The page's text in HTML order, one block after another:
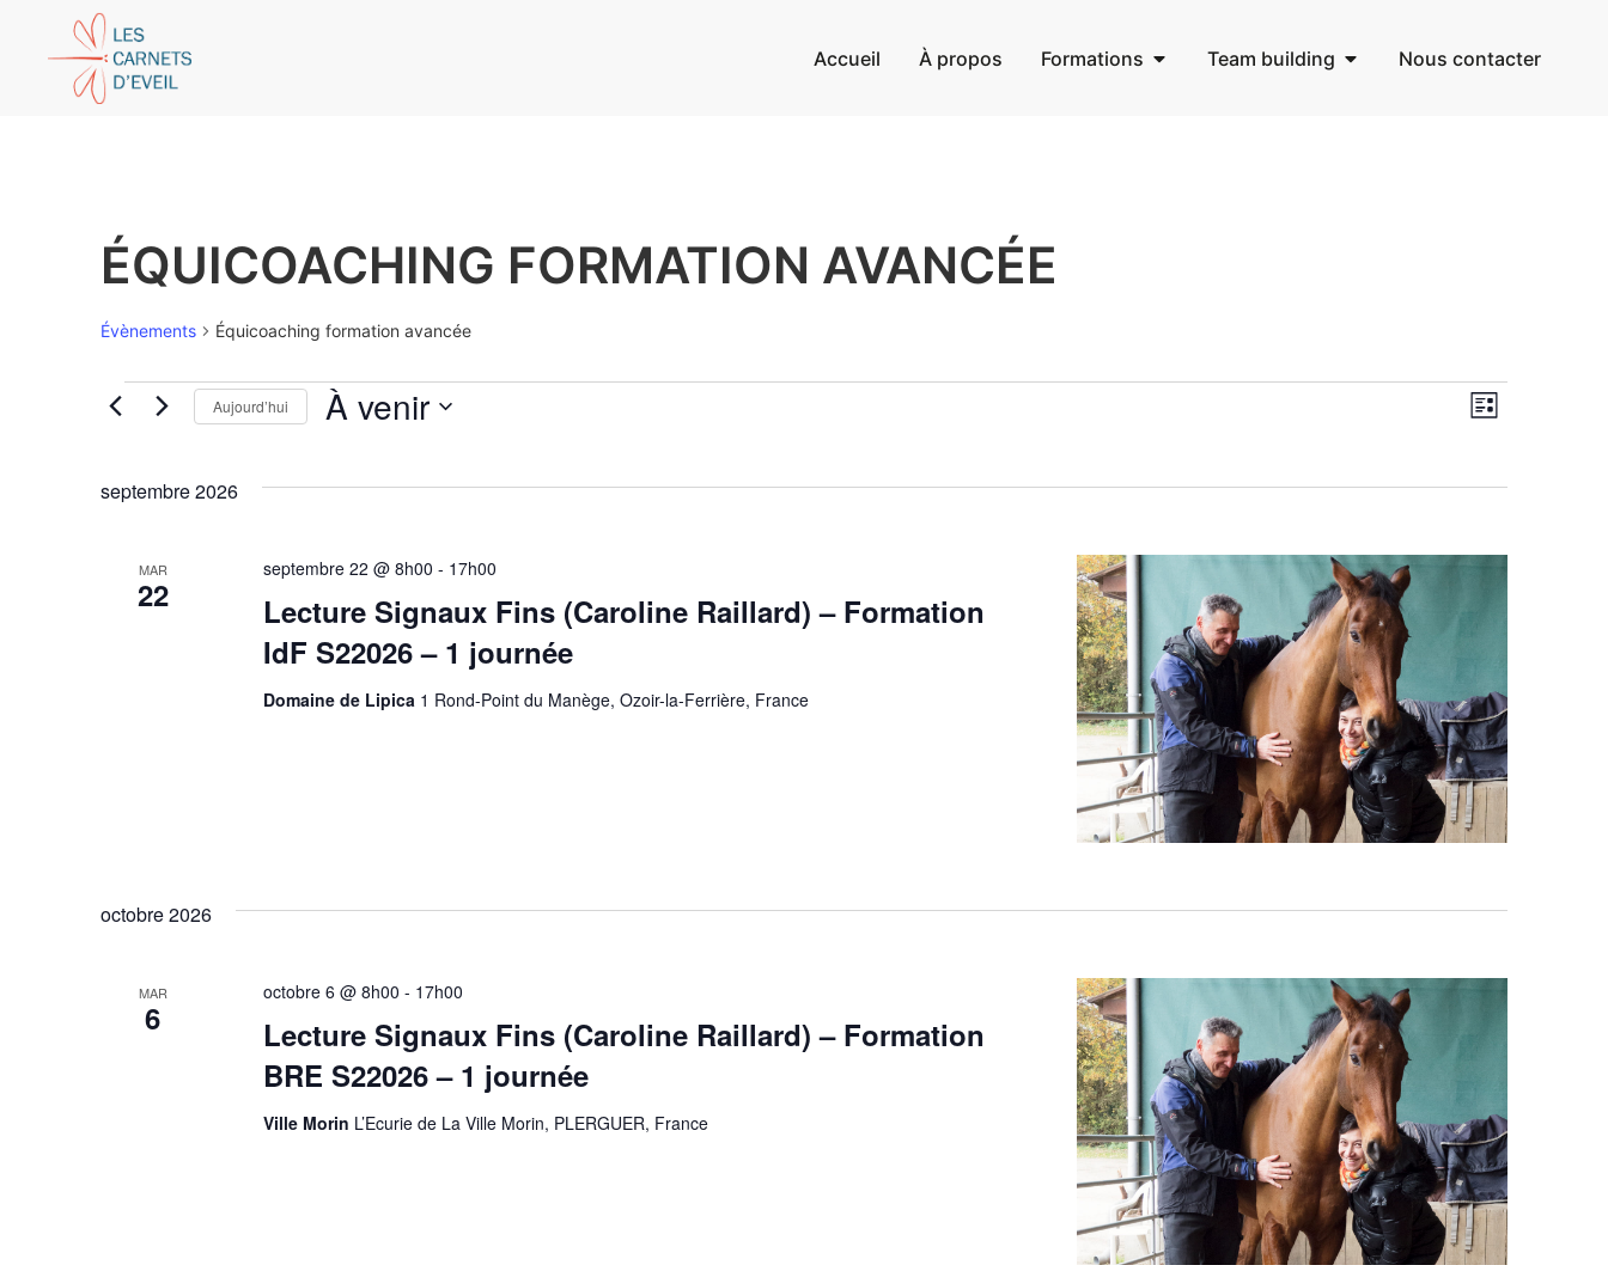
Accueil À propos Formations Team building Nous contacter
ÉQUICOACHING FORMATION AVANCÉE
Évènements Équicoaching formation avancée
vues
Liste
Aujourd’hui À venir
septembre 2026
MAR
22
Lecture Signaux Fins (Caroline Raillard) – Formation
IdF S22026 – 1 journée
septembre 22 @ 8h00 - 17h00
Domaine de Lipica 1 Rond-Point du Manège, Ozoir-la-Ferrière, France
octobre 2026
MAR
6
Lecture Signaux Fins (Caroline Raillard) – Formation
BRE S22026 – 1 journée
octobre 6 @ 8h00 - 17h00
Ville Morin L’Ecurie de La Ville Morin, PLERGUER, France